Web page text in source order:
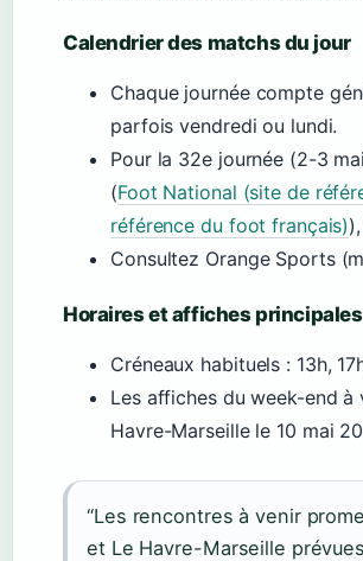
Calendrier des matchs du jour
Chaque journée compte
parfois vendredi ou lundi.
Pour la 32e journée (2-3
(Foot National (site de
référence du foot français)
Consultez Orange Sports
Horaires et affiches principales
Créneaux habituels : 13h,
Les affiches du week-end
Havre-Marseille le 10 mai
“Les rencontres à venir
et Le Havre-Marseille